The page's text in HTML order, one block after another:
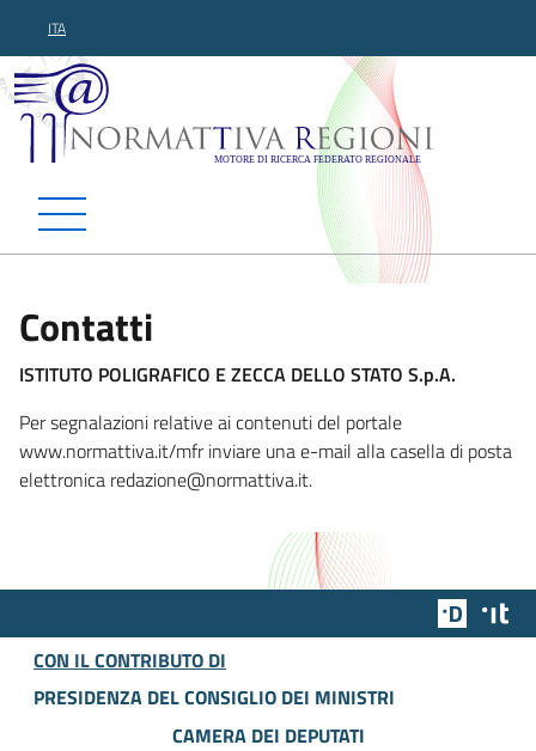
ITA
Normattiva Regioni -
Contatti
ISTITUTO POLIGRAFICO E ZECCA DELLO STATO S.p.A.
Per segnalazioni relative ai contenuti del portale
www.normattiva.it/mfr inviare una e-mail alla casella di posta
elettronica redazione@normattiva.it.
Team
CON IL CONTRIBUTO DI
PRESIDENZA DEL CONSIGLIO DEI MINISTRI
CAMERA DEI DEPUTATI